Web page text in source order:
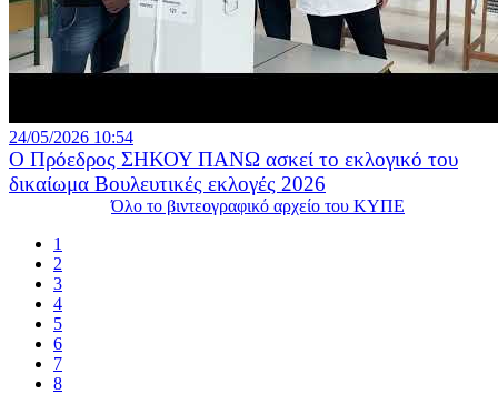
24/05/2026 10:54
Ο Πρόεδρος ΣΗΚΟΥ ΠΑΝΩ ασκεί το εκλογικό του
δικαίωμα Βουλευτικές εκλογές 2026
Όλο το βιντεογραφικό αρχείο του ΚΥΠΕ
1
2
3
4
5
6
7
8